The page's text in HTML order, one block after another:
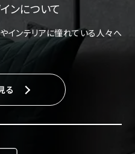
ンについて
インテリアに憧れている人々へ
る